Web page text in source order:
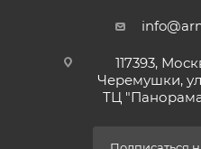
117393,
Черемушки,
ТЦ